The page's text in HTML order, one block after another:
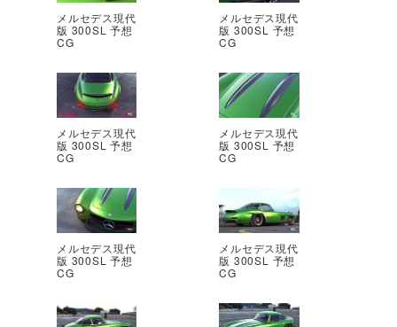
メルセデス現代
版 300SL 予想
CG
メルセデス現代
版 300SL 予想
CG
メルセデス現代
版 300SL 予想
CG
メルセデス現代
版 300SL 予想
CG
メルセデス現代
版 300SL 予想
CG
メルセデス現代
版 300SL 予想
CG